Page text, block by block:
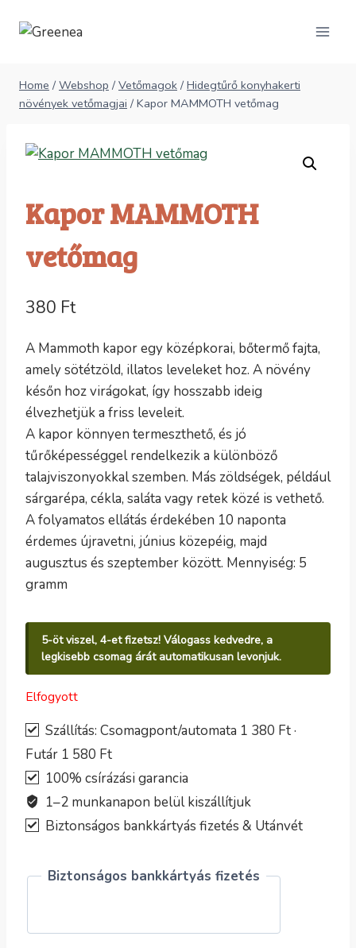
Home / Webshop / Vetőmagok / Hidegtűrő konyhakerti
növények vetőmagjai / Kapor MAMMOTH vetőmag
Kapor MAMMOTH
vetőmag
380 Ft
A Mammoth kapor egy középkorai, bőtermő fajta,
amely sötétzöld, illatos leveleket hoz. A növény
későn hoz virágokat, így hosszabb ideig
élvezhetjük a friss leveleit.
A kapor könnyen termeszthető, és jó
tűrőképességgel rendelkezik a különböző
talajviszonyokkal szemben. Más zöldségek, például
sárgarépa, cékla, saláta vagy retek közé is vethető.
A folyamatos ellátás érdekében 10 naponta
érdemes újravetni, június közepéig, majd
augusztus és szeptember között. Mennyiség: 5
gramm
5-öt viszel, 4-et fizetsz! Válogass kedvedre, a
legkisebb csomag árát automatikusan levonjuk.
Elfogyott
Szállítás: Csomagpont/automata 1 380 Ft ·
Futár 1 580 Ft
100% csírázási garancia
1–2 munkanapon belül kiszállítjuk
Biztonságos bankkártyás fizetés & Utánvét
Biztonságos bankkártyás fizetés